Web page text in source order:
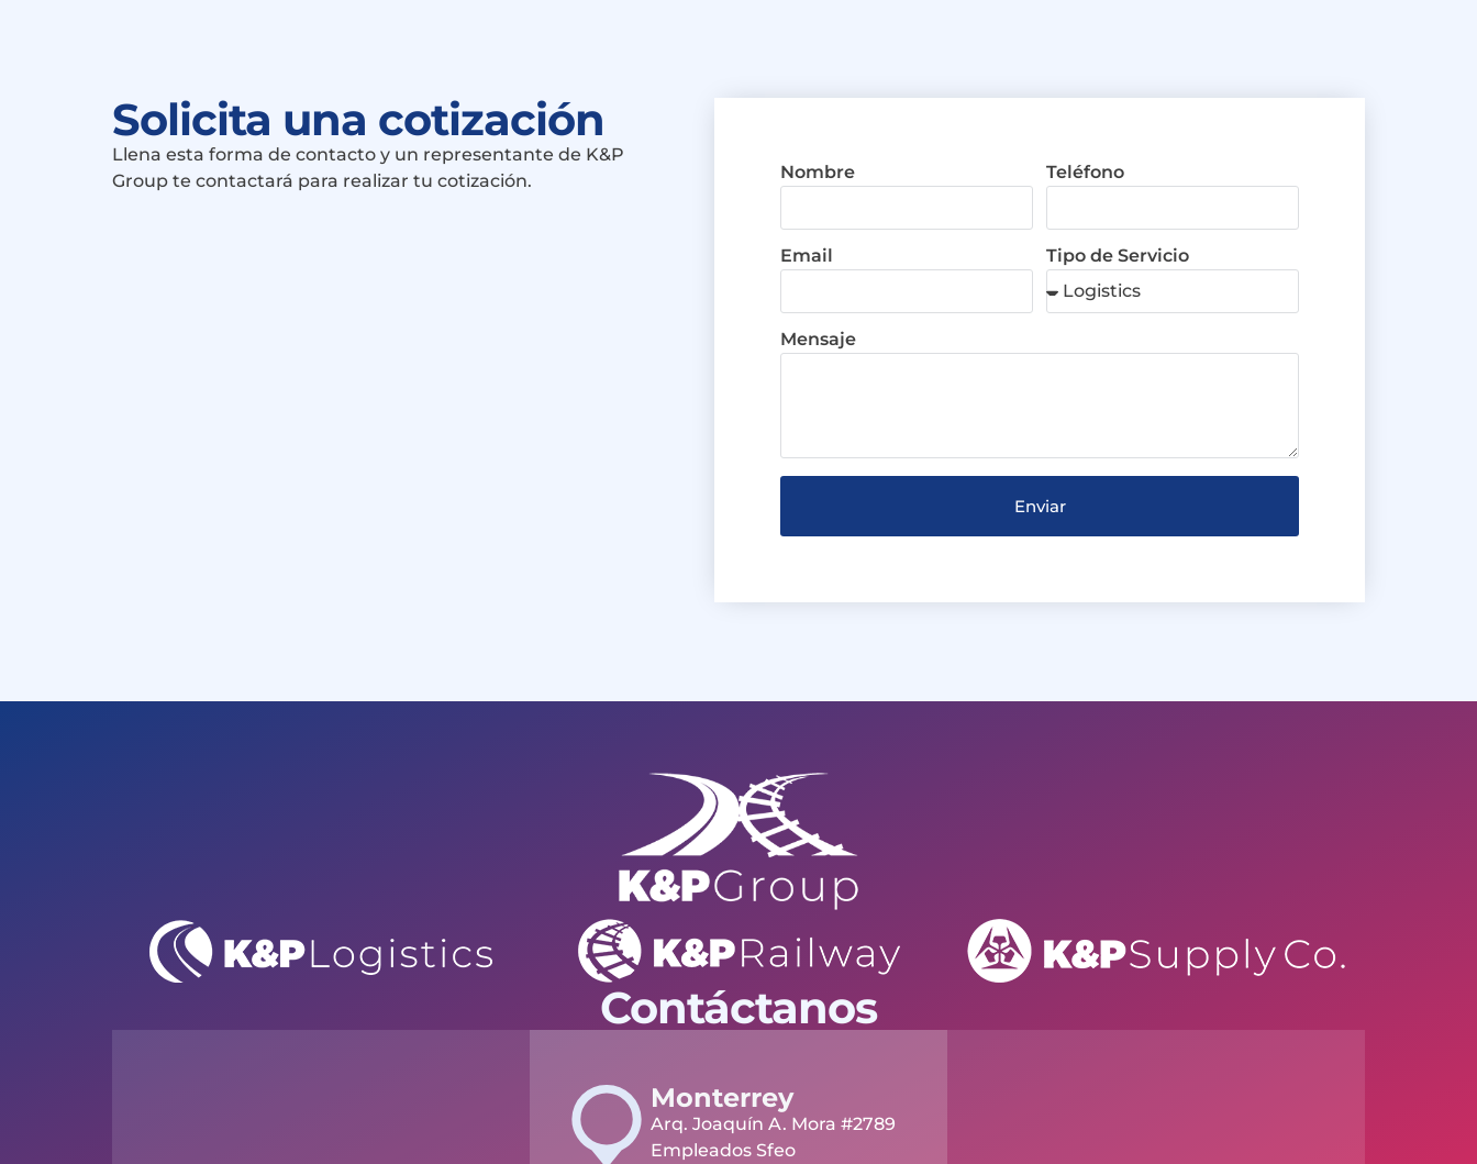
Solicita una cotización
Llena esta forma de contacto y un representante de K&P
Group te contactará para realizar tu cotización.
Nombre Teléfono
Email Tipo de Servicio
Mensaje
Enviar
Contáctanos
Monterrey
Arq. Joaquín A. Mora #2789
Empleados Sfeo